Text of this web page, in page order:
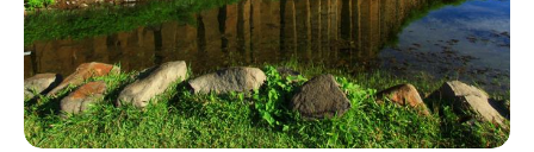
です。このほか、澎湖は世界レベルで自然のまま
の玄武岩が残っている場所として知られるばかり
か、野鳥やアオミドリガメが繁殖活動を行うなど
大変貴重な場所であるとしても有名です。動物や